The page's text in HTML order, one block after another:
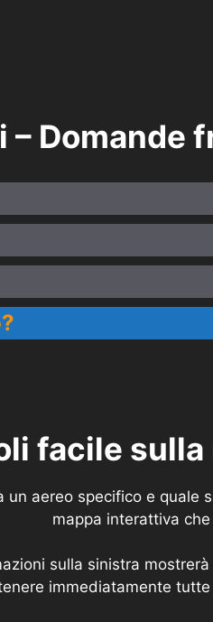
Domande
facile sulla
aereo specifico e quale
mappa interattiva
sulla sinistra
immediatamente